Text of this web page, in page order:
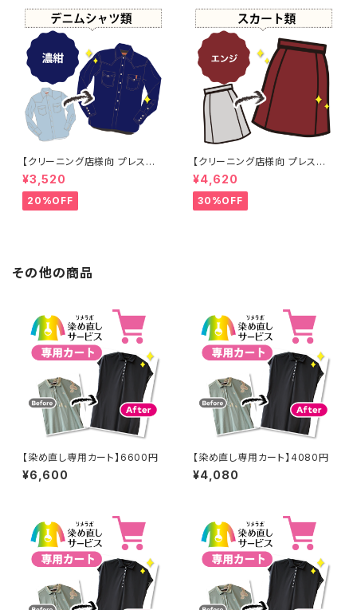
【クリーニング店様向 プレス加
工なし】綿100% 濃紺染め シャ
ツ 【元色：紺(Navy) - 色あせあ
り】 -染め直し[ネイビー - Nav
y]403-0116
¥3,520
20%OFF
【クリーニング店様向 プレス加
工なし】綿100% エンジ染め ス
カート 【元色：白 - 汚れあり】 -
染め直し[臙脂 - ワインレッド -
くすんだ深みのある赤]403-01
¥4,620
30%OFF
その他の商品
【染め直し専用カート】6600円
¥6,600
【染め直し専用カート】4080円
¥4,080